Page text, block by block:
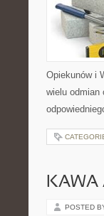
Opiekunów i
wielu odmian
KAWA
POSTED